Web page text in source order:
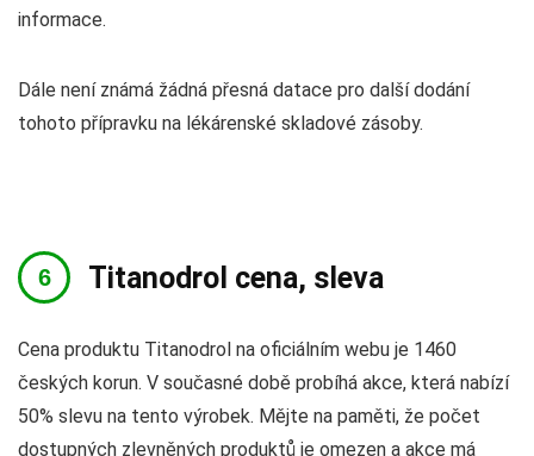
informace.
Dále není známá žádná přesná datace pro další dodání
tohoto přípravku na lékárenské skladové zásoby.
Titanodrol cena, sleva
Cena produktu Titanodrol na oficiálním webu je 1460
českých korun. V současné době probíhá akce, která nabízí
50% slevu na tento výrobek. Mějte na paměti, že počet
dostupných zlevněných produktů je omezen a akce má